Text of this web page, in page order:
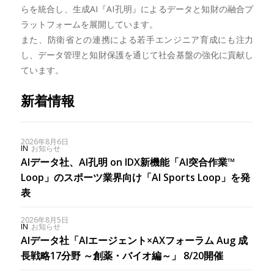
らを統合し、生成AI『AI孔明』によるデータと知財の融合プ
ラットフォームを展開しています。
また、防衛省との連携による若手エンジニア育成にも注力
し、データ管理と知財保護を通じて社会基盤の強化に貢献し
ています。
新着情報
2026年8月6日
IN お知らせ
AIデータ社、AI孔明 on IDX新機能「AI突合作業™︎
Loop」のスポーツ業界向け「AI Sports Loop」を発
表
2026年8月5日
IN お知らせ
AIデータ社「AIエージェント×AXフォーラム Aug 成
長戦略17分野 ～創薬・バイオ編～」 8/20開催